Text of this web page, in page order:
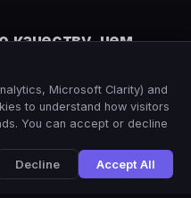
качеству, чем
не восстанавливает
сжатии JPEG. PNG
JPEG, то есть захватит
дальнейшего
сжатия, уже
Microsoft Clarity) and
to understand how visitors
You can accept or decline
Decline Accept All
Yes No, thanks